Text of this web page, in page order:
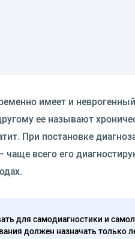
имеет и
ее называют
При постановке
чаще всего его
для самодиагностики и
должен назначать только